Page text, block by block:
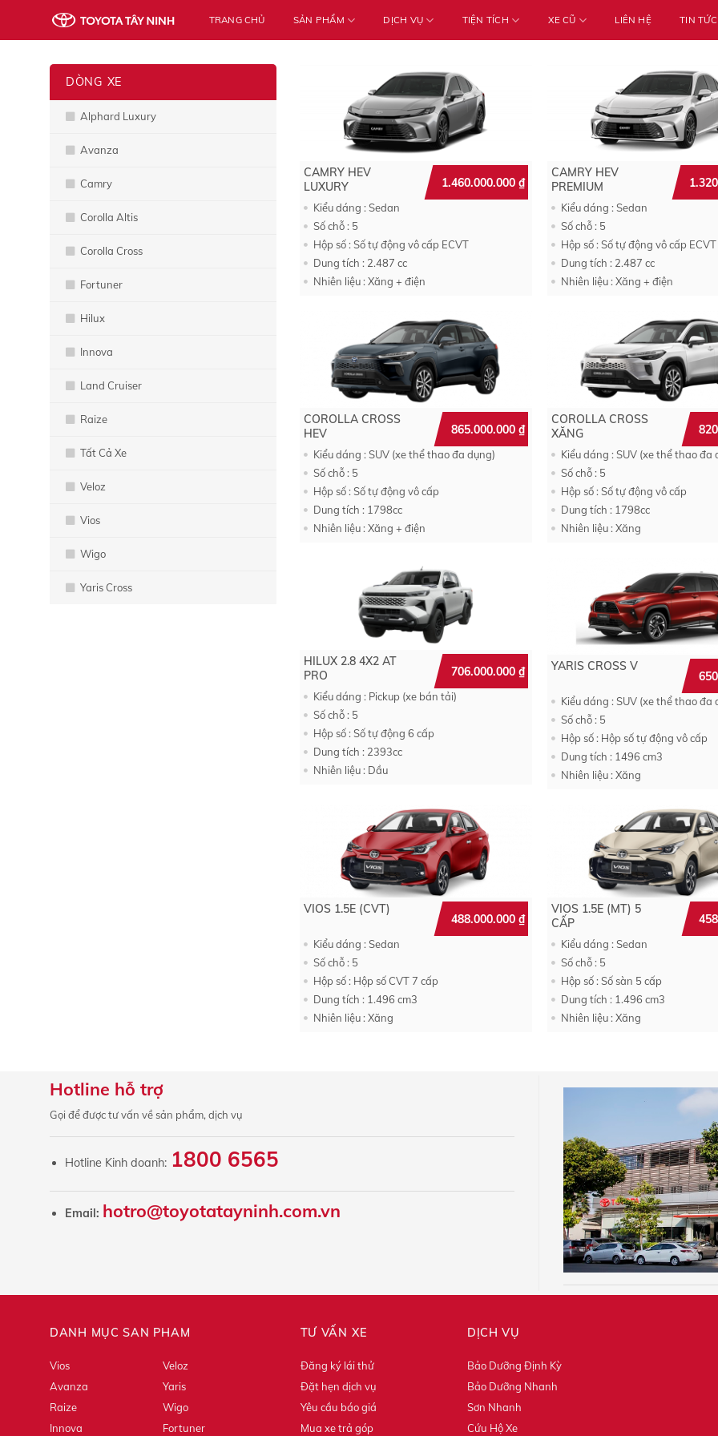
TRANG CHỦ SẢN PHẨM DỊCH VỤ TIỆN TÍCH XE CŨ LIÊN HỆ TIN TỨC
DÒNG XE
Alphard Luxury
Avanza
Camry
Corolla Altis
Corolla Cross
Fortuner
Hilux
Innova
Land Cruiser
Raize
Tất Cả Xe
Veloz
Vios
Wigo
Yaris Cross
CAMRY HEV
LUXURY
1.460.000.000 ₫
Kiểu dáng : Sedan
Số chỗ : 5
Hộp số : Số tự động vô cấp ECVT
Dung tích : 2.487 cc
Nhiên liệu : Xăng + điện
CAMRY HEV
PREMIUM
Kiểu dáng : Sedan
Số chỗ : 5
Hộp số : Số tự động vô cấp ECVT
Dung tích : 2.487 cc
Nhiên liệu : Xăng + điện
COROLLA CROSS
HEV
865.000.000 ₫
Kiểu dáng : SUV (xe thể thao đa dụng)
Số chỗ : 5
Hộp số : Số tự động vô cấp
Dung tích : 1798cc
Nhiên liệu : Xăng + điện
COROLLA CROSS
XĂNG
Kiểu dáng : SUV (xe thể thao đa
Số chỗ : 5
Hộp số : Số tự động vô cấp
Dung tích : 1798cc
Nhiên liệu : Xăng
HILUX 2.8 4X2 AT
PRO
706.000.000 ₫
Kiểu dáng : Pickup (xe bán tải)
Số chỗ : 5
Hộp số : Số tự động 6 cấp
Dung tích : 2393cc
Nhiên liệu : Dầu
YARIS CROSS V
Kiểu dáng : SUV (xe thể thao đa
Số chỗ : 5
Hộp số : Hộp số tự động vô cấp
Dung tích : 1496 cm3
Nhiên liệu : Xăng
VIOS 1.5E (CVT)
488.000.000 ₫
Kiểu dáng : Sedan
Số chỗ : 5
Hộp số : Hộp số CVT 7 cấp
Dung tích : 1.496 cm3
Nhiên liệu : Xăng
VIOS 1.5E (MT) 5
CẤP
Kiểu dáng : Sedan
Số chỗ : 5
Hộp số : Số sàn 5 cấp
Dung tích : 1.496 cm3
Nhiên liệu : Xăng
Hotline hỗ trợ
Gọi để được tư vấn về sản phẩm, dịch vụ
Hotline Kinh doanh: 1800 6565
Email: hotro@toyotatayninh.com.vn
DANH MỤC SẢN PHẨM
Vios
Veloz
Avanza
Yaris
Raize
Wigo
Innova
Fortuner
TƯ VẤN XE
Đăng ký lái thử
Đặt hẹn dịch vụ
Yêu cầu báo giá
Mua xe trả góp
DỊCH VỤ
Bảo Dưỡng Định Kỳ
Bảo Dưỡng Nhanh
Sơn Nhanh
Cứu Hộ Xe